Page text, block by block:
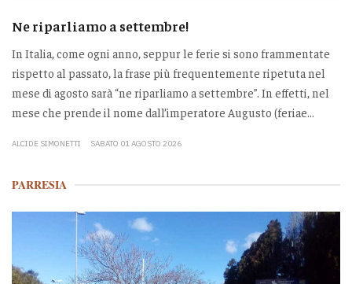
Ne riparliamo a settembre!
In Italia, come ogni anno, seppur le ferie si sono frammentate
rispetto al passato, la frase più frequentemente ripetuta nel
mese di agosto sarà “ne riparliamo a settembre”. In effetti, nel
mese che prende il nome dall’imperatore Augusto (feriae...
ALCIDE SIMONETTI SABATO 01 AGOSTO 2026
PARRESIA